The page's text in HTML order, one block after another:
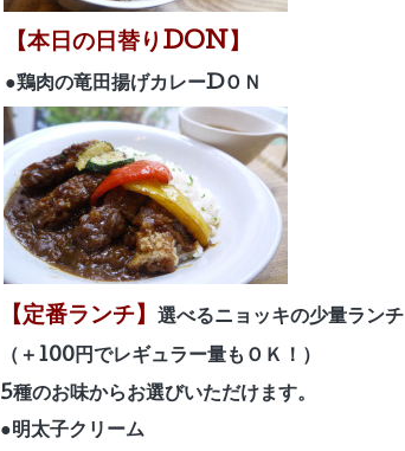
【本日の日替りDON】
●鶏肉の竜田揚げカレーDＯＮ
【定番ランチ】 選べるニョッキの少量ランチ
（＋100円でレギュラー量もＯＫ！）
5種のお味からお選びいただけます。
●明太子クリーム